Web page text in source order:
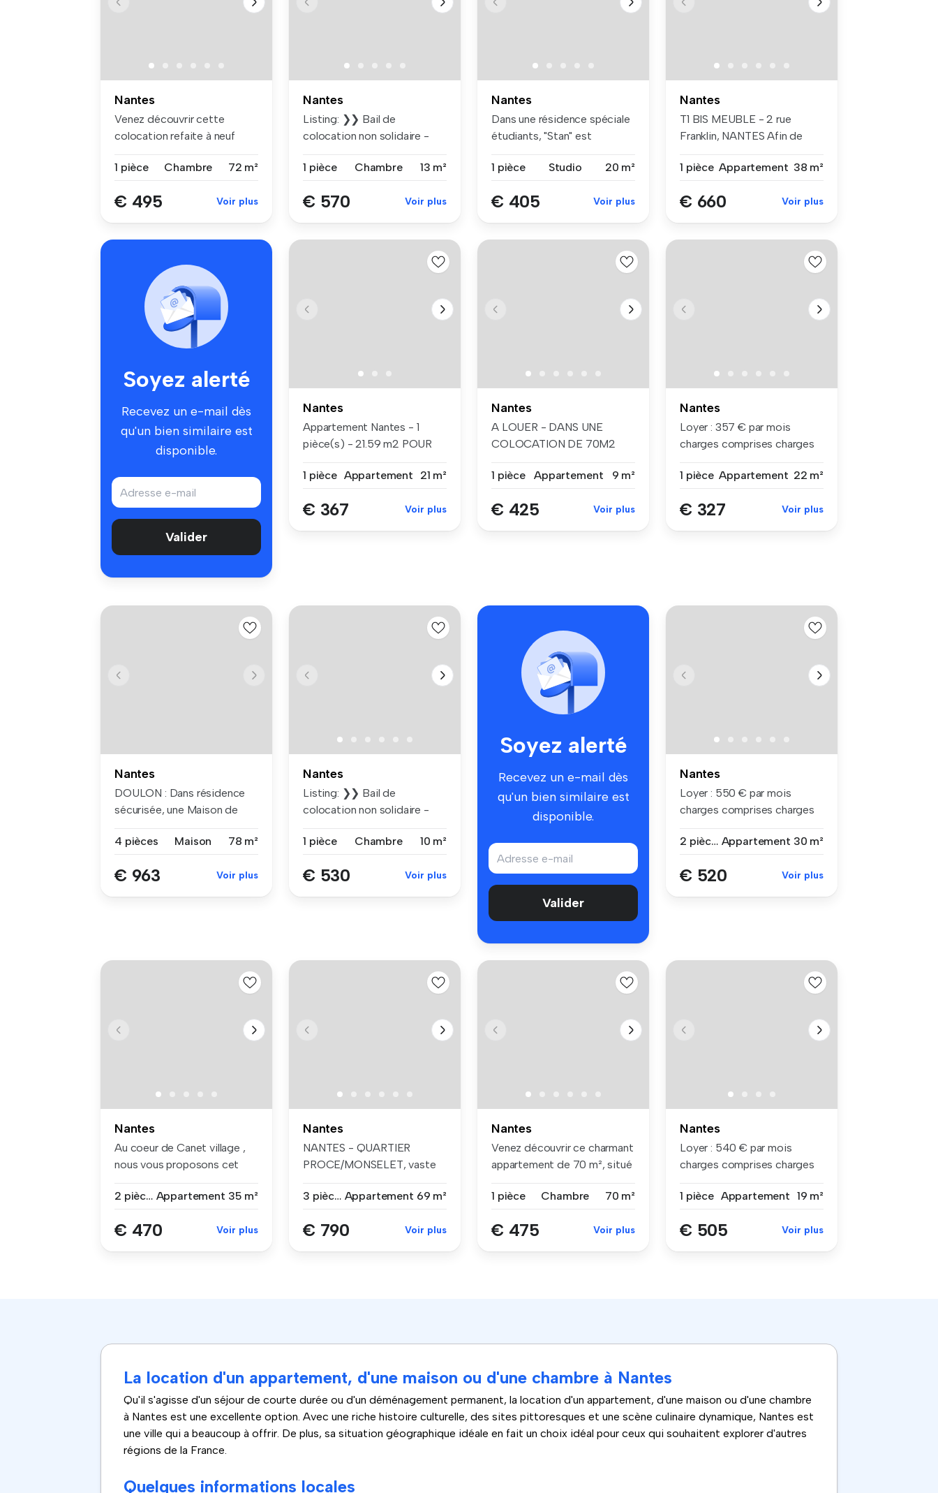
Nantes
Venez découvrir cette
colocation refaite à neuf
1 pièce
Chambre 72 m²
€ 495 Voir plus
Nantes
Listing: ❯❯ Bail de
colocation non solidaire -
1 pièce
Chambre 13 m²
€ 570 Voir plus
Nantes
Dans une résidence spéciale
étudiants, "Stan" est
1 pièce
Studio 20 m²
€ 405 Voir plus
Nantes
T1 BIS MEUBLE - 2 rue
Franklin, NANTES Afin de
1 pièce Appartement 38 m²
€ 660 Voir plus
Soyez alerté
Recevez un e-mail dès
qu'un bien similaire est
disponible.
Valider
Nantes
Appartement Nantes - 1
pièce(s) - 21.59 m2 POUR
1 pièce Appartement 21 m²
€ 367 Voir plus
Nantes
A LOUER - DANS UNE
COLOCATION DE 70M2
1 pièce
Appartement 9 m²
€ 425 Voir plus
Nantes
Loyer : 357 € par mois
charges comprises charges
1 pièce Appartement 22 m²
€ 327 Voir plus
Nantes
DOULON : Dans résidence
sécurisée, une Maison de
4 pièces
Maison 78 m²
€ 963 Voir plus
Nantes
Listing: ❯❯ Bail de
colocation non solidaire -
1 pièce
Chambre 10 m²
€ 530 Voir plus
Soyez alerté
Recevez un e-mail dès
qu'un bien similaire est
disponible.
Valider
Nantes
Loyer : 550 € par mois
charges comprises charges
2 pièces Appartement 30 m²
€ 520 Voir plus
Nantes
Au coeur de Canet village ,
nous vous proposons cet
2 pièces Appartement 35 m²
€ 470 Voir plus
Nantes
NANTES - QUARTIER
PROCE/MONSELET, vaste
3 pièces Appartement 69 m²
€ 790 Voir plus
Nantes
Venez découvrir ce charmant
appartement de 70 m², situé
1 pièce
Chambre 70 m²
€ 475 Voir plus
Nantes
Loyer : 540 € par mois
charges comprises charges
1 pièce Appartement 19 m²
€ 505 Voir plus
La location d'un appartement, d'une maison ou d'une chambre à Nantes
Qu'il s'agisse d'un séjour de courte durée ou d'un déménagement permanent, la location d'un appartement, d'une maison ou d'une chambre
à Nantes est une excellente option. Avec une riche histoire culturelle, des sites pittoresques et une scène culinaire dynamique, Nantes est
une ville qui a beaucoup à offrir. De plus, sa situation géographique idéale en fait un choix idéal pour ceux qui souhaitent explorer d'autres
régions de la France.
Quelques informations locales